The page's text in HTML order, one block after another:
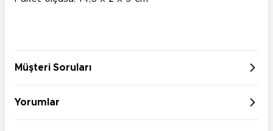
Müşteri Soruları
Yorumlar